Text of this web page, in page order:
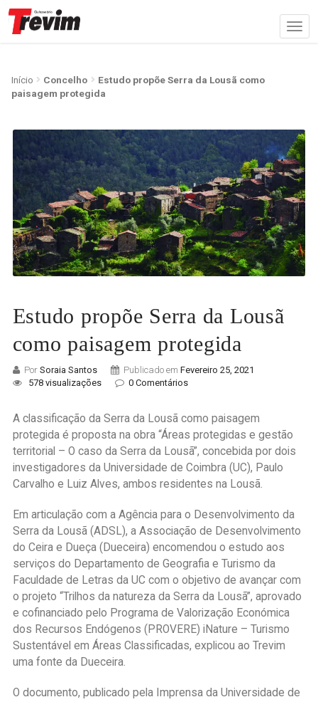
Início Concelho
Estudo propõe Serra da Lousã como
paisagem protegida
Estudo propõe Serra da Lousã
como paisagem protegida
Por Soraia Santos Publicado em Fevereiro 25, 2021
578 visualizações
0 Comentários
A classificação da Serra da Lousã como paisagem
protegida é proposta na obra “Áreas protegidas e gestão
territorial – O caso da Serra da Lousã”, concebida por dois
investigadores da Universidade de Coimbra (UC), Paulo
Carvalho e Luiz Alves, ambos residentes na Lousã.
Em articulação com a Agência para o Desenvolvimento da
Serra da Lousã (ADSL), a Associação de Desenvolvimento
do Ceira e Dueça (Dueceira) encomendou o estudo aos
serviços do Departamento de Geografia e Turismo da
Faculdade de Letras da UC com o objetivo de avançar com
o projeto “Trilhos da natureza da Serra da Lousã”, aprovado
e cofinanciado pelo Programa de Valorização Económica
dos Recursos Endógenos (PROVERE) iNature – Turismo
Sustentável em Áreas Classificadas, explicou ao Trevim
uma fonte da Dueceira.
O documento, publicado pela Imprensa da Universidade de